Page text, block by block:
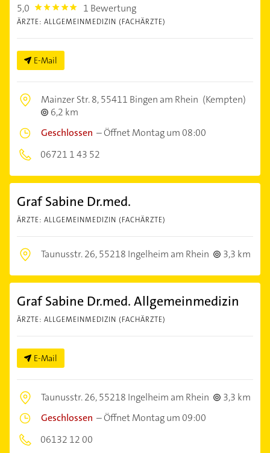
5,0 5.0 1 Bewertung
ÄRZTE: ALLGEMEINMEDIZIN (FACHÄRZTE)
E-Mail
Mainzer Str. 8,55411 Bingen am Rhein (Kempten)
6,2 km
Geschlossen –Öffnet Montag um 08:00
06721 1 43 52
Graf Sabine Dr.med.
ÄRZTE: ALLGEMEINMEDIZIN (FACHÄRZTE)
Taunusstr. 26,55218 Ingelheim am Rhein 3,3 km
Graf Sabine Dr.med. Allgemeinmedizin
ÄRZTE: ALLGEMEINMEDIZIN (FACHÄRZTE)
E-Mail
Taunusstr. 26,55218 Ingelheim am Rhein
3,3 km
Geschlossen –Öffnet Montag um 09:00
06132 12 00